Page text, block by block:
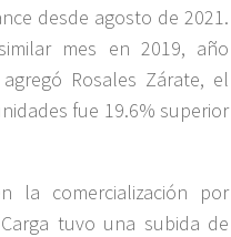
desde agosto de 2021.
mes en 2019, año
Rosales Zárate, el
fue 19.6% superior
la comercialización por
tuvo una subida de